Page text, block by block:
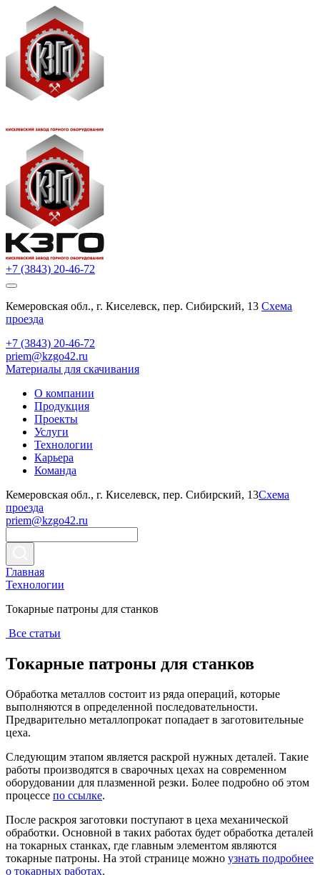
+7 (3843) 20-46-72
Кемеровская обл., г. Киселевск, пер. Сибирский, 13 Схема
проезда
+7 (3843) 20-46-72
priem@kzgo42.ru
Материалы для скачивания
О компании
Продукция
Проекты
Услуги
Технологии
Карьера
Команда
Кемеровская обл., г. Киселевск, пер. Сибирский, 13Схема
проезда
priem@kzgo42.ru
Главная
Технологии
Токарные патроны для станков
Все статьи
Токарные патроны для станков
Обработка металлов состоит из ряда операций, которые
выполняются в определенной последовательности.
Предварительно металлопрокат попадает в заготовительные
цеха.
Следующим этапом является раскрой нужных деталей. Такие
работы производятся в сварочных цехах на современном
оборудовании для плазменной резки. Более подробно об этом
процессе по ссылке.
После раскроя заготовки поступают в цеха механической
обработки. Основной в таких работах будет обработка деталей
на токарных станках, где главным элементом являются
токарные патроны. На этой странице можно узнать подробнее
о токарных работах.